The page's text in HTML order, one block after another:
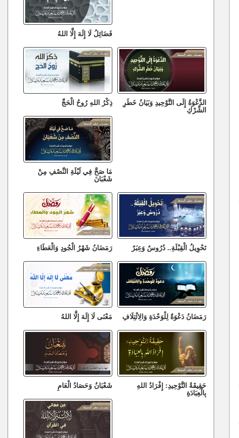
فَضَائِلُ لَا إِلَهَ إِلَّا اللهُ
الدَّعْوَةُ إِلَى التَّوْحِيدِ وَبَيَانُ خَطَرِ
الشِّرْكِ
ذِكْرُ اللهِ رُوحُ الْحَجِّ
مَا صَحَّ فِي لَيْلَةِ النِّصْفِ مِنْ
شَعْبَانَ
تَحْوِيلُ الْقِبْلَةِ.. دُرُوسٌ وَعِبَرٌ رَمَضَانُ شَهْرُ الْجُودِ وَالْعَطَاءِ
رَمَضَانُ دَعْوَةٌ لِلْوَحْدَةِ وَالِائْتِلَافِ مَعْنَى لَا إِلَهَ إِلَّا اللهُ
حَقِيقَةُ التَّوْحِيدِ: إِفْرَادُ اللهِ
بِالْعِبَادَةِ
شَعْبَانُ وَحَصَادُ الْعَامِ